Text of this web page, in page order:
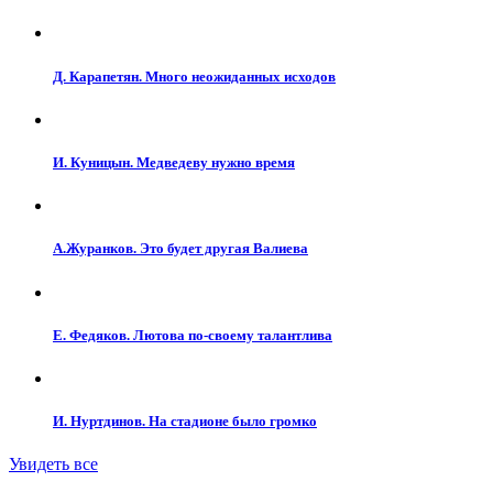
Д. Карапетян. Много неожиданных исходов
И. Куницын. Медведеву нужно время
А.Журанков. Это будет другая Валиева
Е. Федяков. Лютова по-своему талантлива
И. Нуртдинов. На стадионе было громко
Увидеть все